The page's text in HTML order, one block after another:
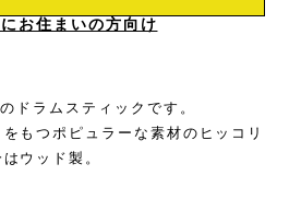
お住まいの方向け
ドラムスティックです。
もつポピュラーな素材のヒッコリ
ウッド製。